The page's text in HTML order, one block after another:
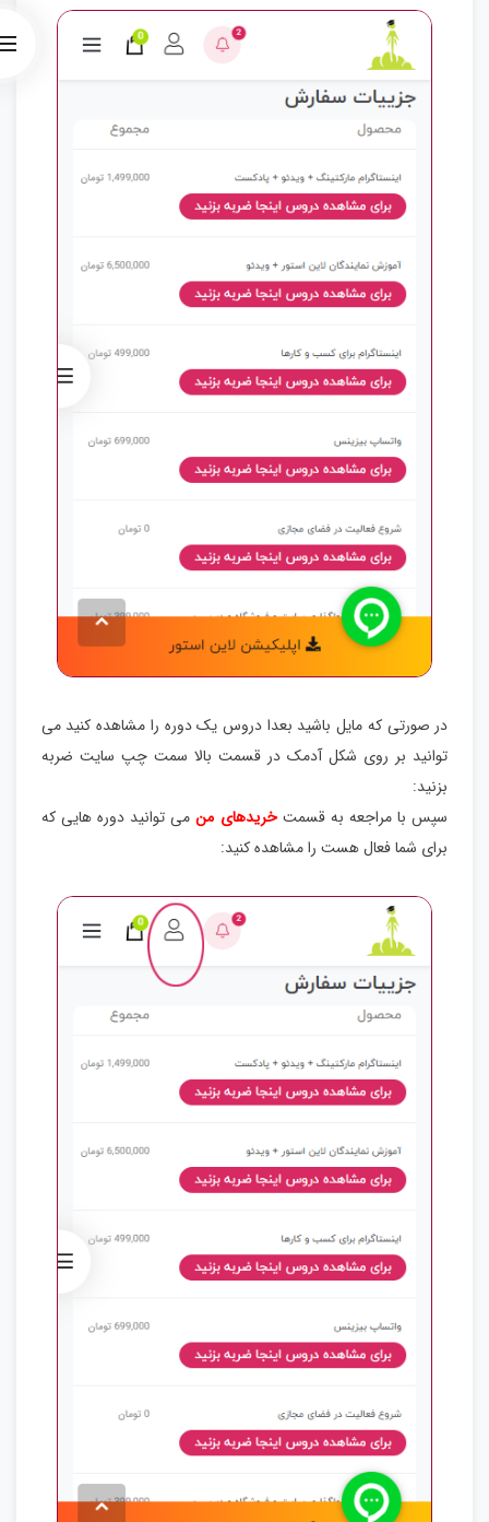
در صورتی که مایل باشید بعدا دروس یک دوره را مشاهده کنید می
توانید بر روی شکل آدمک در قسمت بالا سمت چپ سایت ضربه
بزنید:
سپس با مراجعه به قسمتخریدهای منمی توانید دوره هایی که
برای شما فعال هست را مشاهده کنید: